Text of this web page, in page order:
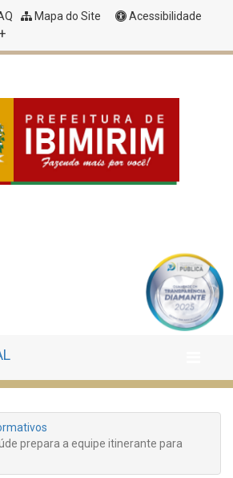
Mapa do Site
Acessibilidade
prepara a equipe itinerante para